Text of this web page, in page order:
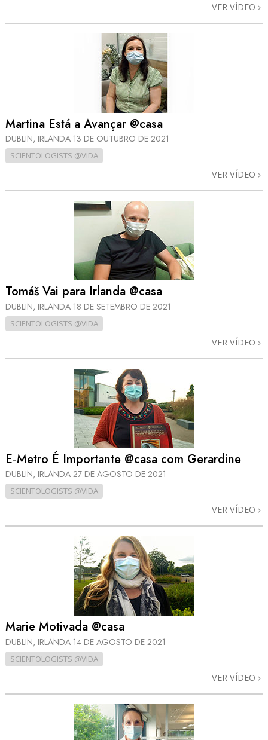
VER VÍDEO
Martina Está a Avançar @casa
DUBLIN, IRLANDA 13 DE OUTUBRO DE 2021
SCIENTOLOGISTS @VIDA
VER VÍDEO
Tomáš Vai para Irlanda @casa
DUBLIN, IRLANDA 18 DE SETEMBRO DE 2021
SCIENTOLOGISTS @VIDA
VER VÍDEO
E‑Metro É Importante @casa com Gerardine
DUBLIN, IRLANDA 27 DE AGOSTO DE 2021
SCIENTOLOGISTS @VIDA
VER VÍDEO
Marie Motivada @casa
DUBLIN, IRLANDA 14 DE AGOSTO DE 2021
SCIENTOLOGISTS @VIDA
VER VÍDEO